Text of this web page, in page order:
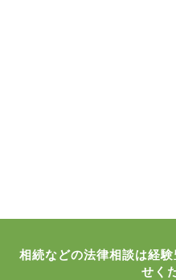
相続などの法律相談は経
せく